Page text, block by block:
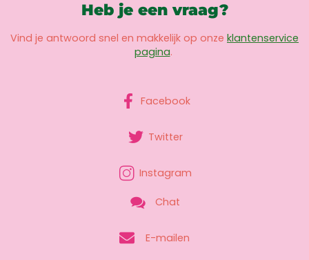
Heb je een vraag?
Vind je antwoord snel en makkelijk op onze klantenservice
pagina.
Facebook
Twitter
Instagram
Chat
E-mailen